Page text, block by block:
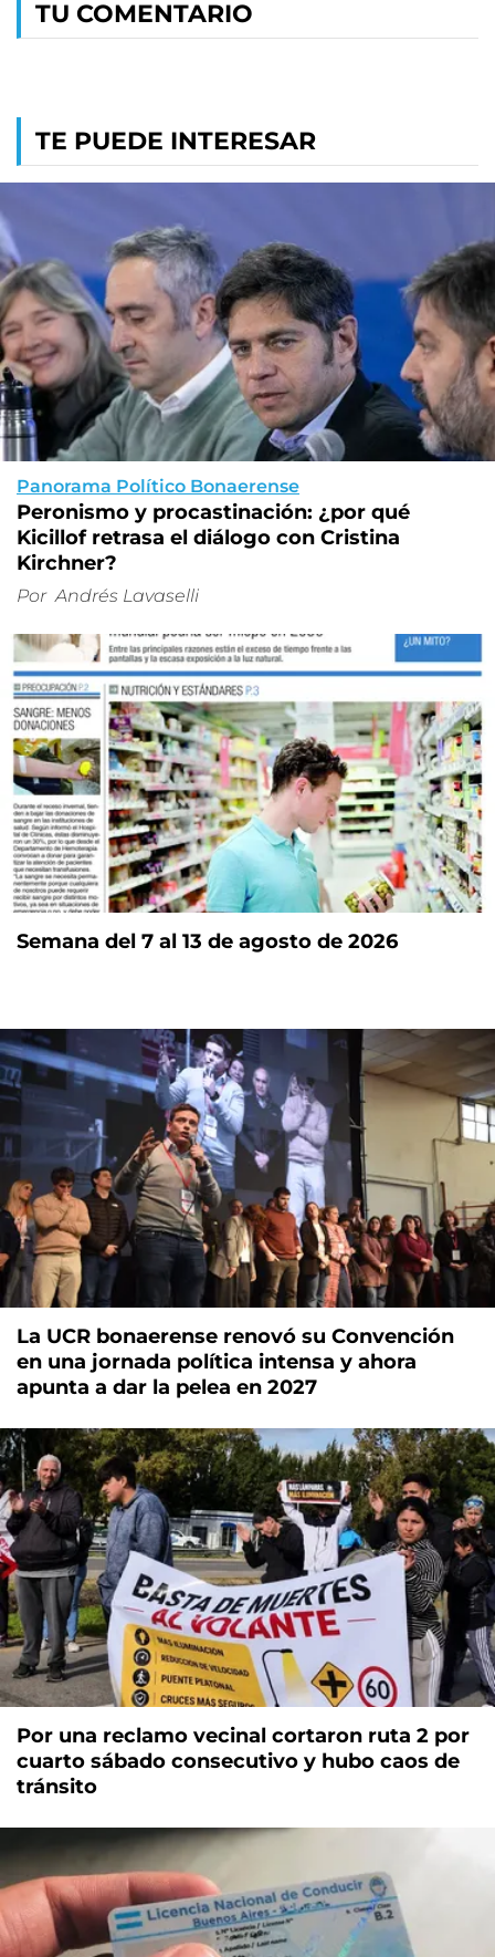
TU COMENTARIO
TE PUEDE INTERESAR
Panorama Político Bonaerense
Peronismo y procastinación: ¿por qué
Kicillof retrasa el diálogo con Cristina
Kirchner?
Por Andrés Lavaselli
Semana del 7 al 13 de agosto de 2026
La UCR bonaerense renovó su Convención
en una jornada política intensa y ahora
apunta a dar la pelea en 2027
Por una reclamo vecinal cortaron ruta 2 por
cuarto sábado consecutivo y hubo caos de
tránsito